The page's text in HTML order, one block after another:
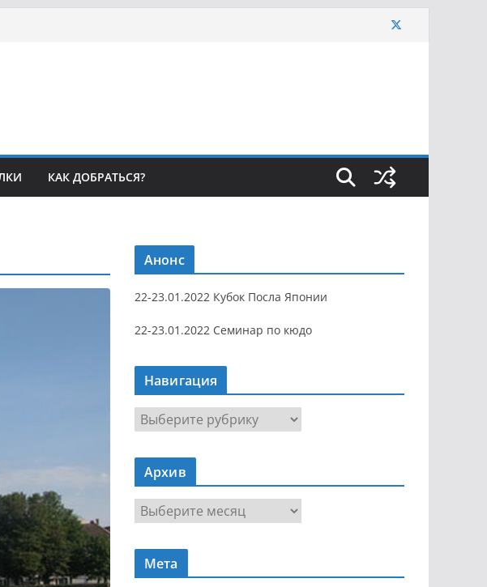
КАК ДОБРАТЬСЯ?
Анонс
22-23.01.2022 Кубок Посла Японии
22-23.01.2022 Семинар по кюдо
Навигация
Н
а
в
г
я
Архив
р
х
Мета